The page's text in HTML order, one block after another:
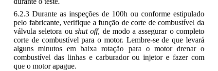
6.2.3 Durante as inspeções de 100h ou conforme estipulado
pelo fabricante, verifique a função de corte de combustível da
válvula seletora ou shut off, de modo a assegurar o completo
corte de combustível para o motor. Lembre-se de que levará
alguns minutos em baixa rotação para o motor drenar o
combustível das linhas e carburador ou injetor e fazer com
que o motor apague.